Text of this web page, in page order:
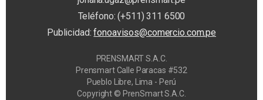
Teléfono: (+511) 311 6500
Publicidad:fonoavisos@comercio.com.pe
PRENSMART S.A.C.
Prensmart Calle Paracas #532
Pueblo Libre, Lima - Perú
Copyright © PrenSmart S.A.C.